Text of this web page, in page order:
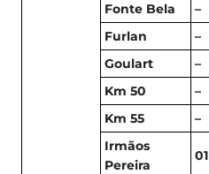
Fonte Bela
–
Furlan
–
Goulart
–
Km 50
–
Km 55
–
Irmãos
Pereira
01